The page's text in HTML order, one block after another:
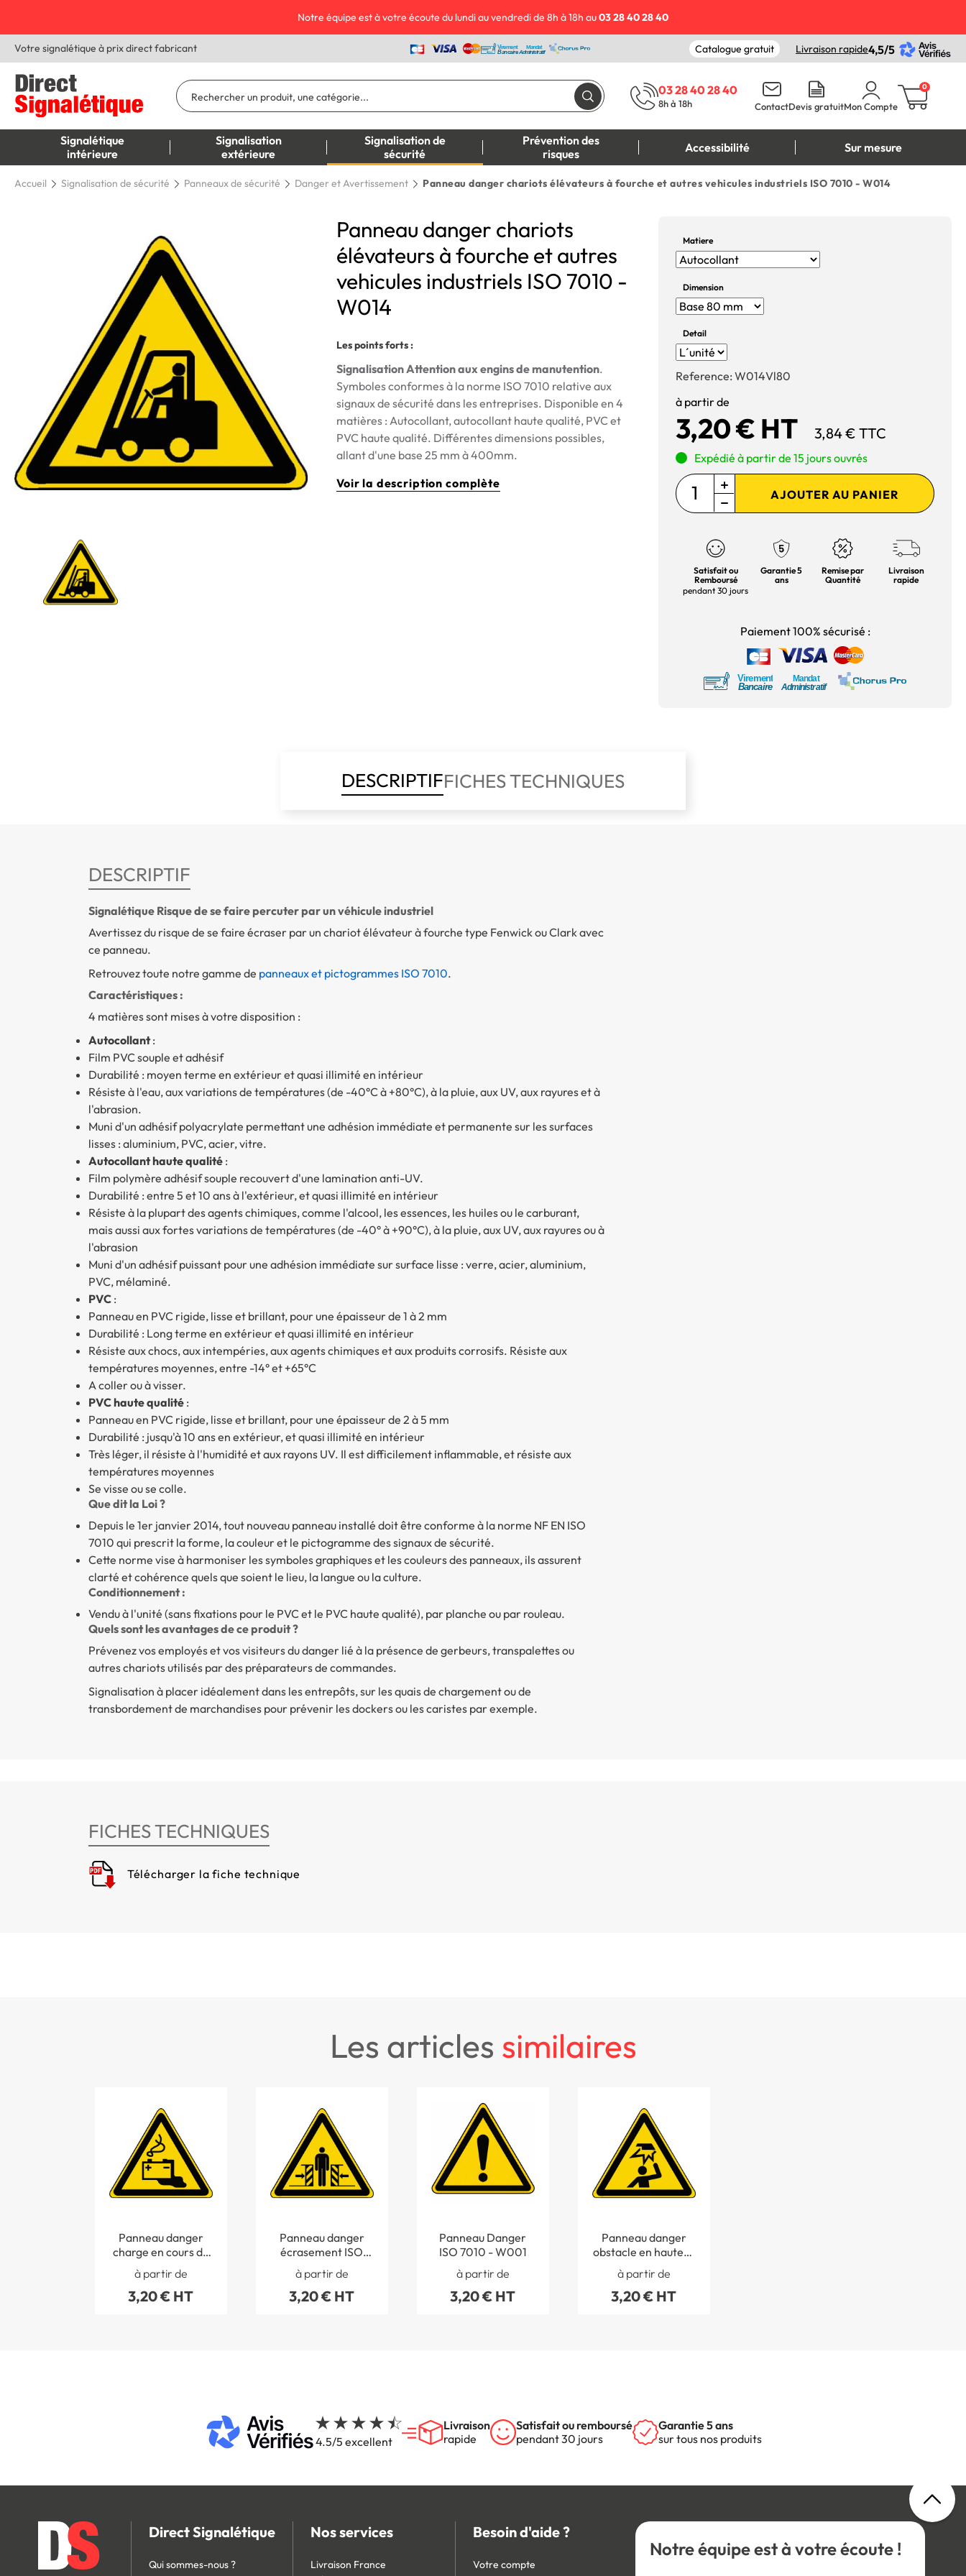
Notre équipe est à votre écoute du lundi au vendredi de 8h à 18h au03 28 40 28 40
Votre signalétique à prix direct fabricant Catalogue gratuit Livraison rapide4,5/5
03 28 40 28 40
8h à 18h ContactDevis gratuitMon Compte
0
Signalétique
intérieure
Signalisation
extérieure
Signalisation de
sécurité
Prévention des
risques
Accessibilité Sur mesure
Accueil Signalisation de sécurité Panneaux de sécurité Danger et Avertissement Panneau danger chariots élévateurs à fourche et autres vehicules industriels ISO 7010 - W014
Panneau danger chariots
élévateurs à fourche et autres
vehicules industriels ISO 7010 -
W014
Les points forts :
Signalisation Attention aux engins de manutention.
Symboles conformes à la norme ISO 7010 relative aux
signaux de sécurité dans les entreprises. Disponible en 4
matières : Autocollant, autocollant haute qualité, PVC et
PVC haute qualité. Différentes dimensions possibles,
allant d'une base 25 mm à 400mm.
Voir la description complète
Matiere
Dimension
Detail
Reference: W014Vl80
à partir de
3,20 € HT 3,84 € TTC
Expédié à partir de 15 jours ouvrés
AJOUTER AU PANIER
Satisfait ou
Remboursé
pendant 30 jours
Garantie 5
ans
Remise par
Quantité
Livraison
rapide
Paiement 100% sécurisé :
DESCRIPTIFFICHES TECHNIQUES
DESCRIPTIF
Signalétique Risque de se faire percuter par un véhicule industriel
Avertissez du risque de se faire écraser par un chariot élévateur à fourche type Fenwick ou Clark avec
ce panneau.
Retrouvez toute notre gamme de panneaux et pictogrammes ISO 7010.
Caractéristiques :
4 matières sont mises à votre disposition :
Autocollant:
Film PVC souple et adhésif
Durabilité : moyen terme en extérieur et quasi illimité en intérieur
Résiste à l'eau, aux variations de températures (de -40°C à +80°C), à la pluie, aux UV, aux rayures et à
l'abrasion.
Muni d'un adhésif polyacrylate permettant une adhésion immédiate et permanente sur les surfaces
lisses : aluminium, PVC, acier, vitre.
Autocollant haute qualité:
Film polymère adhésif souple recouvert d'une lamination anti-UV.
Durabilité : entre 5 et 10 ans à l'extérieur, et quasi illimité en intérieur
Résiste à la plupart des agents chimiques, comme l'alcool, les essences, les huiles ou le carburant,
mais aussi aux fortes variations de températures (de -40° à +90°C), à la pluie, aux UV, aux rayures ou à
l'abrasion
Muni d'un adhésif puissant pour une adhésion immédiate sur surface lisse : verre, acier, aluminium,
PVC, mélaminé.
PVC:
Panneau en PVC rigide, lisse et brillant, pour une épaisseur de 1 à 2 mm
Durabilité : Long terme en extérieur et quasi illimité en intérieur
Résiste aux chocs, aux intempéries, aux agents chimiques et aux produits corrosifs. Résiste aux
températures moyennes, entre -14° et +65°C
A coller ou à visser.
PVC haute qualité:
Panneau en PVC rigide, lisse et brillant, pour une épaisseur de 2 à 5 mm
Durabilité : jusqu'à 10 ans en extérieur, et quasi illimité en intérieur
Très léger, il résiste à l'humidité et aux rayons UV. Il est difficilement inflammable, et résiste aux
températures moyennes
Se visse ou se colle.
Que dit la Loi ?
Depuis le 1er janvier 2014, tout nouveau panneau installé doit être conforme à la norme NF EN ISO
7010 qui prescrit la forme, la couleur et le pictogramme des signaux de sécurité.
Cette norme vise à harmoniser les symboles graphiques et les couleurs des panneaux, ils assurent
clarté et cohérence quels que soient le lieu, la langue ou la culture.
Conditionnement :
Vendu à l'unité (sans fixations pour le PVC et le PVC haute qualité), par planche ou par rouleau.
Quels sont les avantages de ce produit ?
Prévenez vos employés et vos visiteurs du danger lié à la présence de gerbeurs, transpalettes ou
autres chariots utilisés par des préparateurs de commandes.
Signalisation à placer idéalement dans les entrepôts, sur les quais de chargement ou de
transbordement de marchandises pour prévenir les dockers ou les caristes par exemple.
FICHES TECHNIQUES
Télécharger la fiche technique
les articles similaires
Panneau danger
charge en cours de
la batterie ISO 7010
- W026
à partir de
3,20 € HT
Panneau danger
écrasement ISO
7010 - W019
à partir de
3,20 € HT
Panneau Danger
ISO 7010 - W001
à partir de
3,20 € HT
Panneau danger
obstacle en hauteur
ISO 7010 - W020
à partir de
3,20 € HT
4.5/5 excellent
Livraison
rapide
Satisfait ou remboursé
pendant 30 jours
Garantie 5 ans
sur tous nos produits
Direct Signalétique
Qui sommes-nous ?
Nos services
Livraison France
Besoin d'aide ?
Votre compte
Notre équipe est à votre écoute !